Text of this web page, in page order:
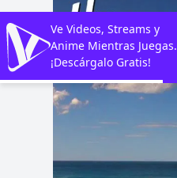
Ve Videos, Streams y
Anime Mientras Juegas.
¡Descárgalo Gratis!